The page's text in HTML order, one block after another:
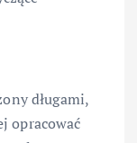
długami,
opracować